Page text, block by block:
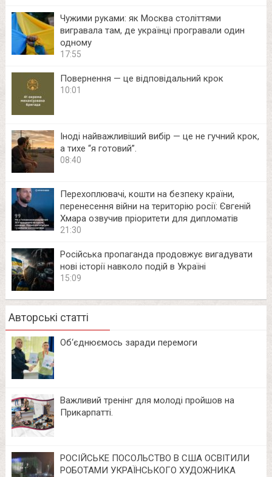
Чужими руками: як Москва століттями
вигравала там, де українці програвали один
одному
17:55
Повернення — це відповідальний крок
10:01
Іноді найважливіший вибір — це не гучний крок,
а тихе “я готовий”.
08:40
Перехоплювачі, кошти на безпеку країни,
перенесення війни на територію росії: Євгеній
Хмара озвучив пріоритети для дипломатів
21:30
Російська пропаганда продовжує вигадувати
нові історії навколо подій в Україні
15:09
Авторські статті
Об‘єднюємось заради перемоги
Важливий тренінг для молоді пройшов на
Прикарпатті.
РОСІЙСЬКЕ ПОСОЛЬСТВО В США ОСВІТИЛИ
РОБОТАМИ УКРАЇНСЬКОГО ХУДОЖНИКА